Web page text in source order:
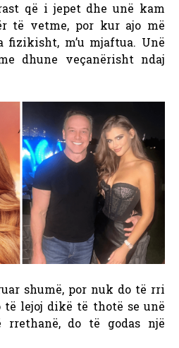
që i jepet dhe unë kam
të vetme, por kur ajo më
fizikisht, m’u mjaftua. Unë
dhune veçanërisht ndaj
shumë, por nuk do të rri
lejoj dikë të thotë se unë
rrethanë, do të godas një